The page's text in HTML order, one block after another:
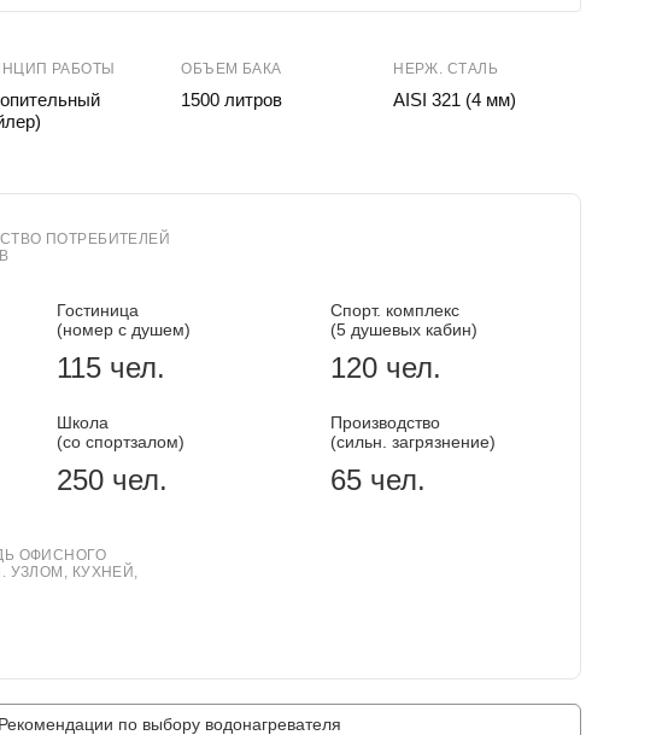
РАБОТЫ ОБЪЕМ БАКА
1500 литров
НЕРЖ. СТАЛЬ
AISI 321 (4 мм)
ПОТРЕБИТЕЛЕЙ
Гостиница
(номер с душем)
115 чел.
Спорт. комплекс
(5 душевых кабин)
120 чел.
Школа
(со спортзалом)
250 чел.
Производство
(сильн. загрязнение)
65 чел.
ОФИСНОГО
УЗЛОМ, КУХНЕЙ,
Рекомендации по выбору водонагревателя